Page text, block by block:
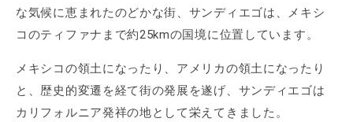
な気候に恵まれたのどかな街、サンディエゴは、メキシ
コのティファナまで約25kmの国境に位置しています。
メキシコの領土になったり、アメリカの領土になったり
と、歴史的変遷を経て街の発展を遂げ、サンディエゴは
カリフォルニア発祥の地として栄えてきました。